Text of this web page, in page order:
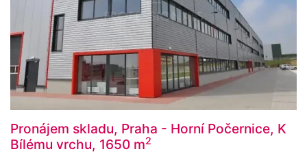
Pronájem skladu, Praha - Horní Počernice, K
Bílému vrchu, 1650 m2